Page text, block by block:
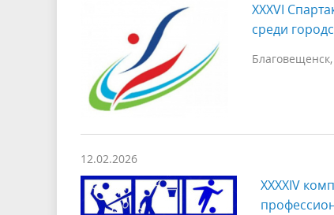
XXXVI
среди
12.02.2026
XXXXIV